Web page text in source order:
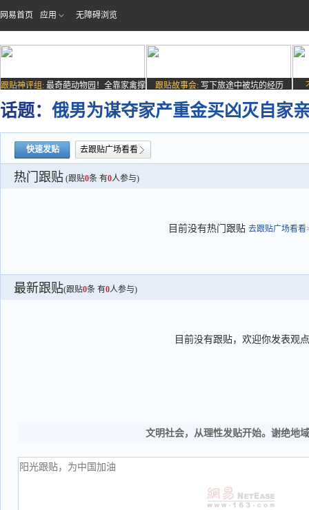
网易首页 应用 无障碍浏览
跟贴神评组: 最奇葩动物园！全靠家禽撑
场子
跟贴故事会: 写下旅途中被坑的经历
话题： 俄男为谋夺家产重金买凶灭自家
快速发贴 去跟贴广场看看
热门跟贴 (跟贴0条 有0人参与)
目前没有热门跟贴 去跟贴广场看看
最新跟贴(跟贴0条 有0人参与)
目前没有跟贴，欢迎你发表观点
文明社会，从理性发贴开始。谢绝地